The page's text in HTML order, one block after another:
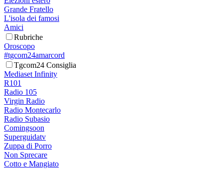
Grande Fratello
L'isola dei famosi
Amici
Rubriche
Oroscopo
#tgcom24amarcord
Tgcom24 Consiglia
Mediaset Infinity
R101
Radio 105
Virgin Radio
Radio Montecarlo
Radio Subasio
Comingsoon
Superguidatv
Zuppa di Porro
Non Sprecare
Cotto e Mangiato